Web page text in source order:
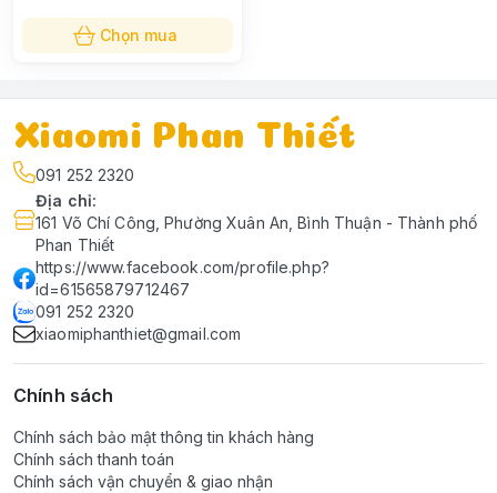
Chọn mua
Xiaomi Phan Thiết
091 252 2320
Địa chỉ:
161 Võ Chí Công, Phường Xuân An, Bình Thuận - Thành phố
Phan Thiết
https://www.facebook.com/profile.php?
id=61565879712467
091 252 2320
xiaomiphanthiet@gmail.com
Chính sách
Chính sách bảo mật thông tin khách hàng
Chính sách thanh toán
Chính sách vận chuyển & giao nhận